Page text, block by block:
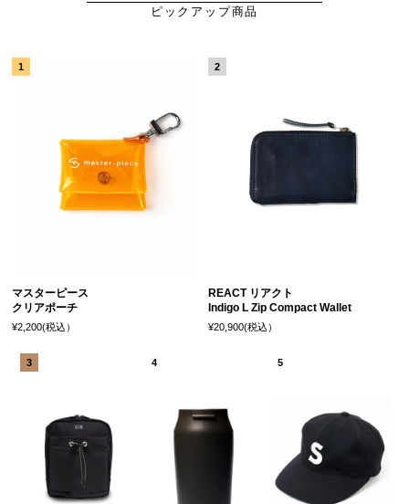
ピックアップ商品
マスターピース
クリアポーチ
¥2,200(税込）
REACT リアクト
Indigo L Zip Compact Wallet
¥20,900(税込）